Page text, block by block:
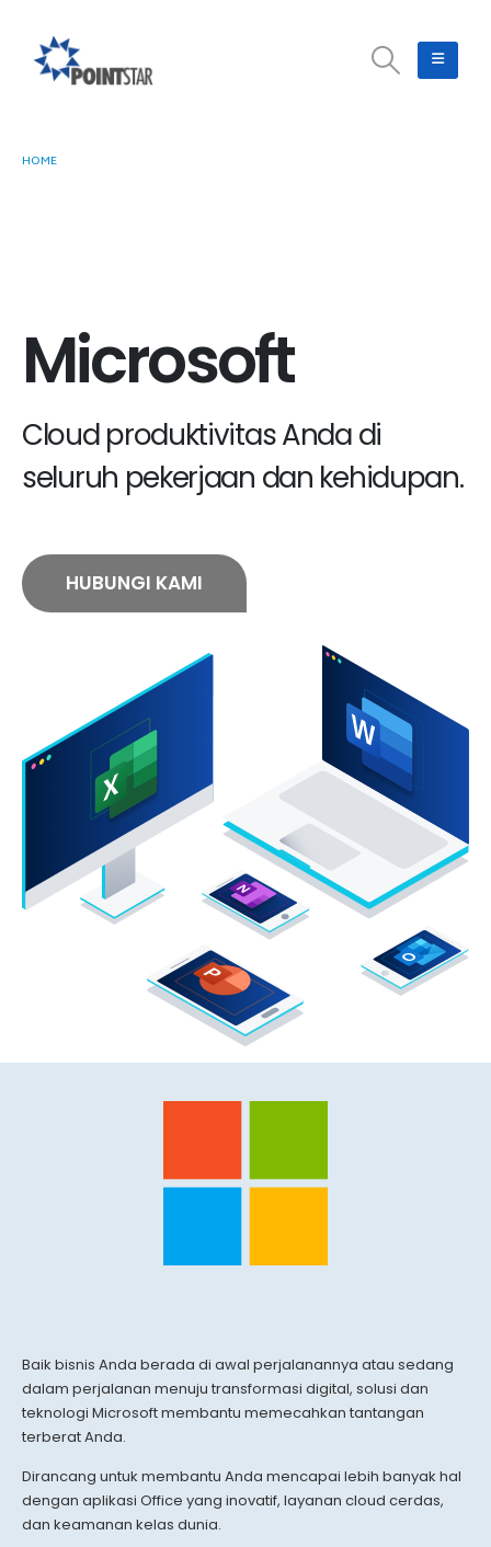
HOME
Microsoft
Cloud produktivitas Anda di
seluruh pekerjaan dan kehidupan.
HUBUNGI KAMI
Baik bisnis Anda berada di awal perjalanannya atau sedang
dalam perjalanan menuju transformasi digital, solusi dan
teknologi Microsoft membantu memecahkan tantangan
terberat Anda.
Dirancang untuk membantu Anda mencapai lebih banyak hal
dengan aplikasi Office yang inovatif, layanan cloud cerdas,
dan keamanan kelas dunia.